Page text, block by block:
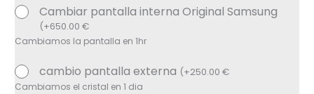
Cambiar pantalla interna Original Samsung
(+650.00€
Cambiamos la pantalla en 1hr
cambio pantalla externa (+250.00€
Cambiamos el cristal en 1 dia